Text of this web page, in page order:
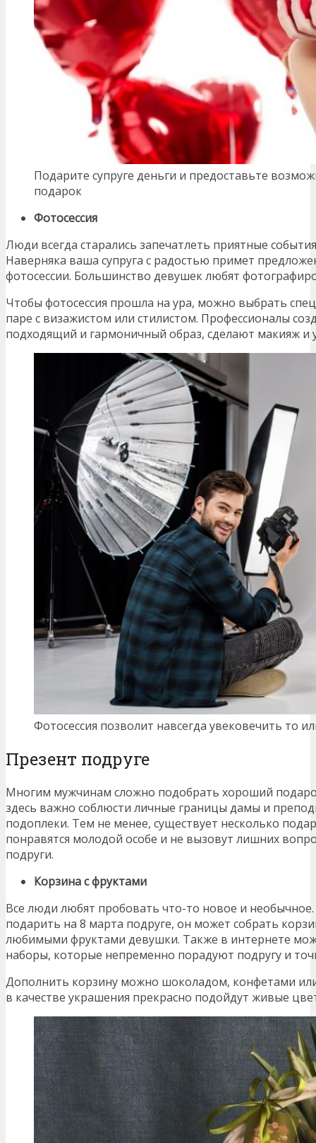
Подарите супруге деньги и предоставьте
подарок
Фотосессия
Люди всегда старались запечатлеть приятные
Наверняка ваша супруга с радостью примет
фотосессии. Большинство девушек любят
Чтобы фотосессия прошла на ура, можно выбрать
паре с визажистом или стилистом. Профессионалы
подходящий и гармоничный образ, сделают макияж и
Фотосессия позволит навсегда увековечить то
Презент подруге
Многим мужчинам сложно подобрать хороший
здесь важно соблюсти личные границы дамы и
подоплеки. Тем не менее, существует несколько
понравятся молодой особе и не вызовут лишних
подруги.
Корзина с фруктами
Все люди любят пробовать что-то новое и
подарить на 8 марта подруге, он может собрать
любимыми фруктами девушки. Также в интернете
наборы, которые непременно порадуют подругу и
Дополнить корзину можно шоколадом, конфетами
в качестве украшения прекрасно подойдут живые